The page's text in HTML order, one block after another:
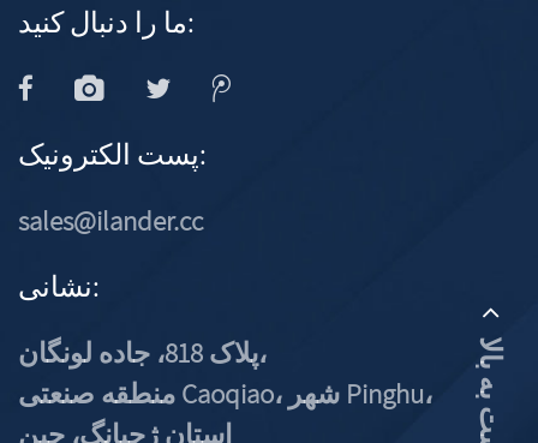
ما را دنبال کنید:
پست الکترونیک:
sales@ilander.cc
نشانی:
پلاک 818، جاده لونگان،
منطقه صنعتی Caoqiao، شهر Pinghu،
استان ژجیانگ، چین